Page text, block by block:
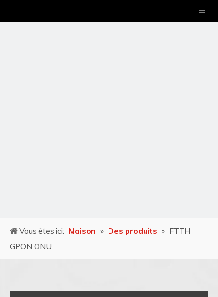
Vous êtes ici: Maison » Des produits » FTTH
GPON ONU